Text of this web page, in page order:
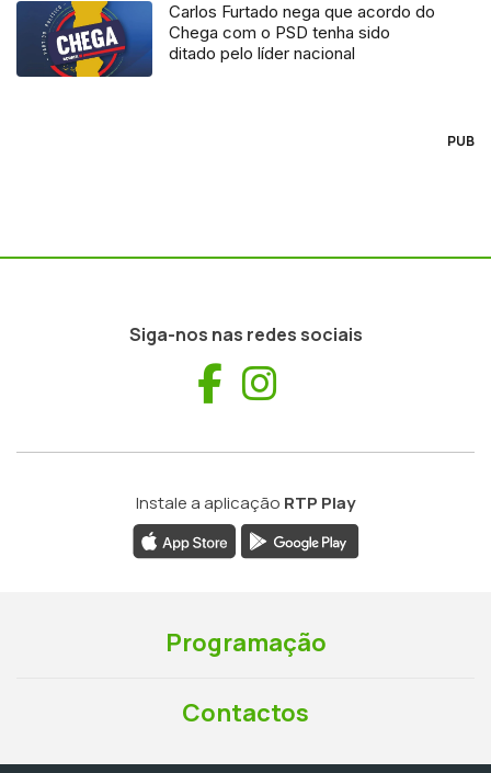
Carlos Furtado nega que acordo do
Chega com o PSD tenha sido
ditado pelo líder nacional
PUB
Siga-nos nas redes sociais
Facebook
Instale a aplicação RTP Play
Programação
Contactos